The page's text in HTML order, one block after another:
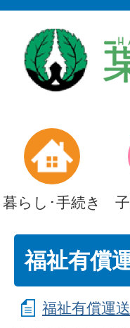
暮らし･手続き
福祉有償
福祉有償運送